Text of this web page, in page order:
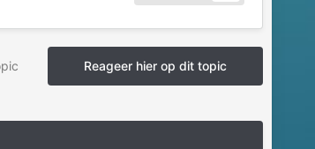
Reageer hier op dit topic